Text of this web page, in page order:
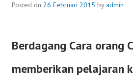
Posted on 26 Februari 2015 by admin
Berdagang Cara orang
memberikan pelajaran